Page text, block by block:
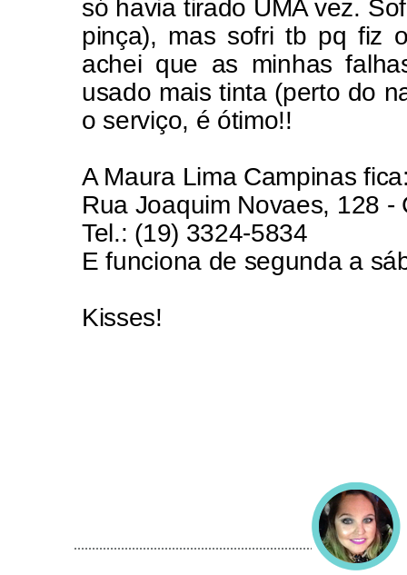
só havia tirado UMA vez.
pinça), mas sofri tb pq fiz
achei que as minhas
usado mais tinta (perto do
o serviço, é ótimo!!
A Maura Lima Campinas
Rua Joaquim Novaes, 128
Tel.: (19) 3324-5834
E funciona de segunda a
Kisses!